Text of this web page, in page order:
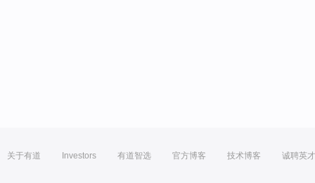
关于有道 Investors 有道智选 官方博客 技术博客 诚聘英才